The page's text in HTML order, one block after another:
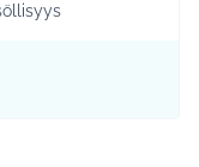
mukaan: Hyvinvointi ja